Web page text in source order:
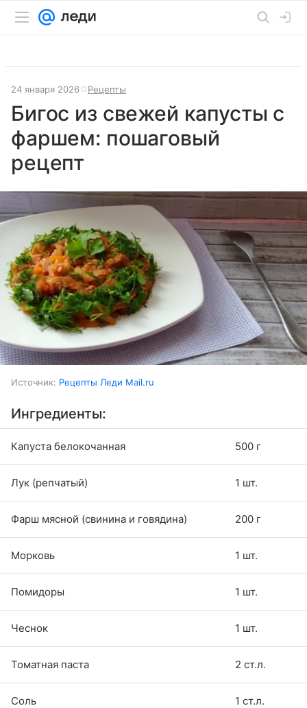
24 января 2026 Рецепты
Бигос из свежей капусты с
фаршем: пошаговый
рецепт
Источник: Рецепты Леди Mail.ru
Ингредиенты:
Капуста белокочанная 500 г
Лук (репчатый) 1 шт.
Фарш мясной (свинина и говядина) 200 г
Морковь 1 шт.
Помидоры 1 шт.
Чеснок 1 шт.
Томатная паста 2 ст.л.
Соль 1 ст.л.